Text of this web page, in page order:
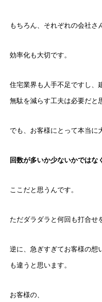
もちろん、それぞれの会社さ
効率化も大切です。
住宅業界も人手不足ですし、
無駄を減らす工夫は必要だと
でも、お客様にとって本当に
回数が多いか少ないかではな
ここだと思うんです。
ただダラダラと何回も打合せ
逆に、急ぎすぎてお客様の想
も違うと思います。
お客様の、